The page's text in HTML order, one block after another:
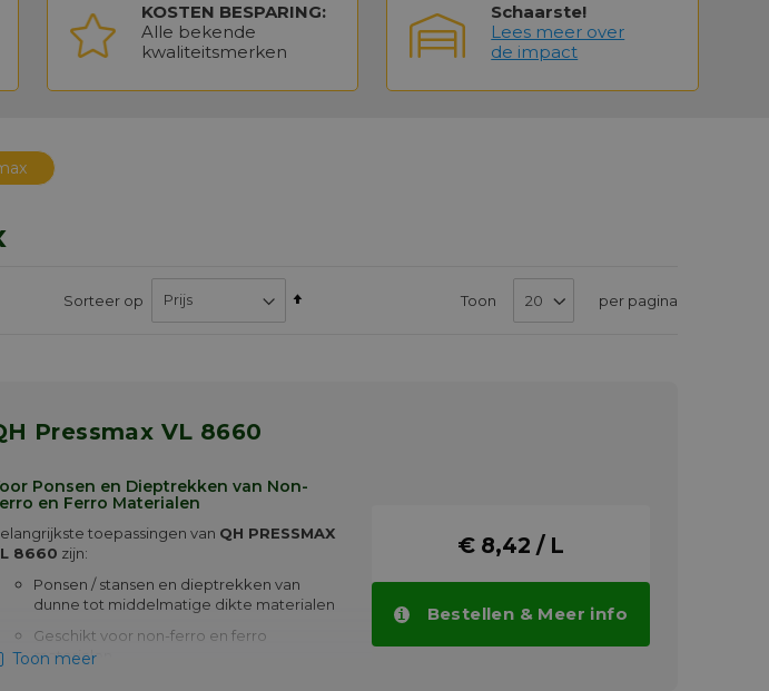
KOSTEN BESPARING:
Alle bekende
kwaliteitsmerken
Schaarste!
Lees meer over
de impact
Sorteer op Toon per pagina
QH Pressmax VL 8660
Ponsen en Dieptrekken van Non-
en Ferro Materialen
toepassingen van QH PRESSMAX
8660 zijn:
Ponsen / stansen en dieptrekken van
dunne tot middelmatige dikte materialen
Geschikt voor non-ferro en ferro
materialen
Toon meer
€ 8,42 / L
Bestellen & Meer info